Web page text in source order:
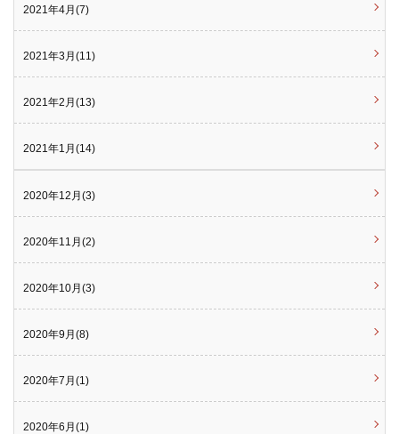
2021年4月(7)
2021年3月(11)
2021年2月(13)
2021年1月(14)
2020年12月(3)
2020年11月(2)
2020年10月(3)
2020年9月(8)
2020年7月(1)
2020年6月(1)